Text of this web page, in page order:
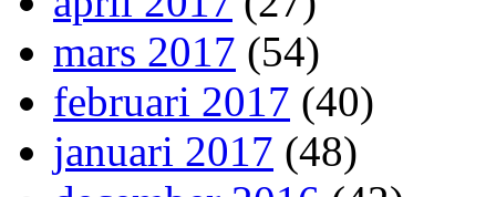
mars 2017 (54)
februari 2017 (40)
januari 2017 (48)